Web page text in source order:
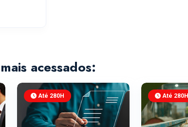
acessados:
Até 280H Até 280H